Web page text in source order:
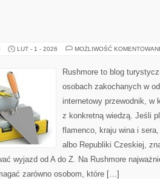
LUT - 1 - 2026 MOŻLIWOŚĆ
Rushmore to blog
osobach zakochanych w
internetowy przewodnik, w
z konkretną wiedzą. Jeśli
flamenco, kraju wina i
albo Republiki Czeskiej,
wyjazd od A do Z. Na Rushmore
zarówno osobom, które […]